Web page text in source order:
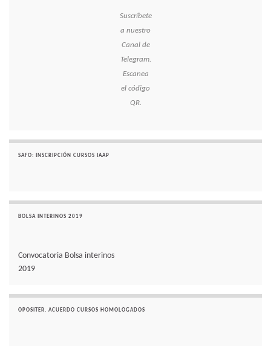
Suscríbete
a nuestro
Canal de
Telegram.
Escanea
el código
QR.
SAFO: INSCRIPCIÓN CURSOS IAAP
BOLSA INTERINOS 2019
Convocatoria Bolsa interinos
2019
OPOSITER. ACUERDO CURSOS HOMOLOGADOS